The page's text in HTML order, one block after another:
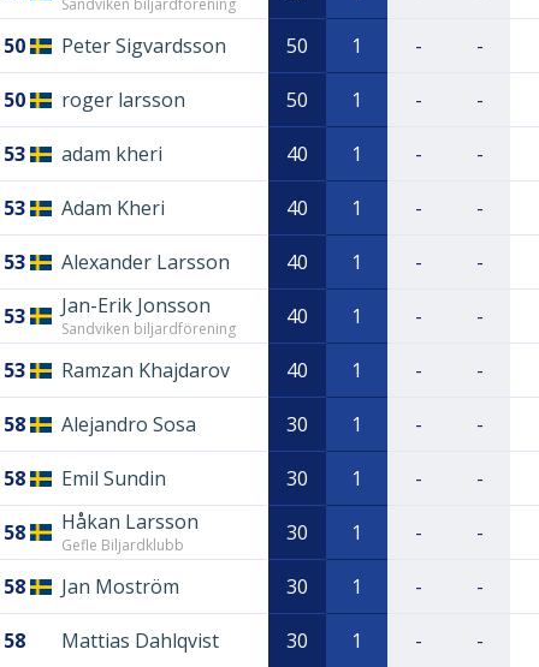
Sandviken biljardförening
50 Peter Sigvardsson 50 1 - -
50 roger larsson 50 1 - -
53 adam kheri 40 1 - -
53 Adam Kheri 40 1 - -
53 Alexander Larsson 40 1 - -
53 Jan-Erik Jonsson
Sandviken biljardförening 40 1 - -
53 Ramzan Khajdarov 40 1 - -
58 Alejandro Sosa 30 1 - -
58 Emil Sundin 30 1 - -
58 Håkan Larsson
Gefle Biljardklubb 30 1 - -
58 Jan Moström 30 1 - -
58 Mattias Dahlqvist 30 1 - -